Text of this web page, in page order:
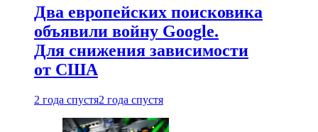
Два европейских поисковика
объявили войну Google.
Для снижения зависимости
от США
2 года спустя2 года спустя